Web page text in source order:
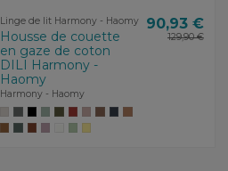
Linge de lit Harmony - Haomy
Housse de couette
en gaze de coton
DILI Harmony -
Haomy
Harmony - Haomy
90,93 €
129,90 €